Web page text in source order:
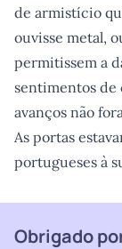
de armistício
ouvisse metal,
permitissem a
sentimentos de
avanços não
As portas
portugueses à
Obrigado